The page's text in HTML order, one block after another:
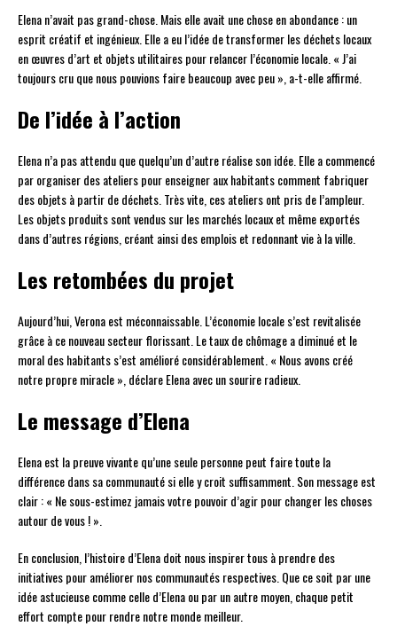
Elena n’avait pas grand-chose. Mais elle avait une chose en abondance : un
esprit créatif et ingénieux. Elle a eu l’idée de transformer les déchets locaux
en œuvres d’art et objets utilitaires pour relancer l’économie locale. « J’ai
toujours cru que nous pouvions faire beaucoup avec peu », a-t-elle affirmé.
De l’idée à l’action
Elena n’a pas attendu que quelqu’un d’autre réalise son idée. Elle a commencé
par organiser des ateliers pour enseigner aux habitants comment fabriquer
des objets à partir de déchets. Très vite, ces ateliers ont pris de l’ampleur.
Les objets produits sont vendus sur les marchés locaux et même exportés
dans d’autres régions, créant ainsi des emplois et redonnant vie à la ville.
Les retombées du projet
Aujourd’hui, Verona est méconnaissable. L’économie locale s’est revitalisée
grâce à ce nouveau secteur florissant. Le taux de chômage a diminué et le
moral des habitants s’est amélioré considérablement. « Nous avons créé
notre propre miracle », déclare Elena avec un sourire radieux.
Le message d’Elena
Elena est la preuve vivante qu’une seule personne peut faire toute la
différence dans sa communauté si elle y croit suffisamment. Son message est
clair : « Ne sous-estimez jamais votre pouvoir d’agir pour changer les choses
autour de vous ! ».
En conclusion, l’histoire d’Elena doit nous inspirer tous à prendre des
initiatives pour améliorer nos communautés respectives. Que ce soit par une
idée astucieuse comme celle d’Elena ou par un autre moyen, chaque petit
effort compte pour rendre notre monde meilleur.